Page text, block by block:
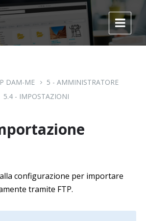
DAM-ME
5 - AMMINISTRATORE
5.4 - IMPOSTAZIONI
configurazione per importare
tramite FTP.